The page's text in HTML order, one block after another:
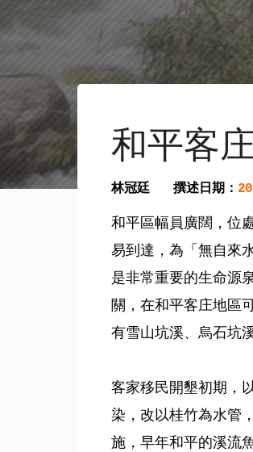
和平客
林冠廷 撰述日期：
和平區幅員廣闊，位
易到達，為「無自來
是非常重要的生命源
關，在和平客庄地區
有雪山坑溪、烏石坑
客家移民開墾初期，
染，改以桂竹為水管
施，早年和平的溪流